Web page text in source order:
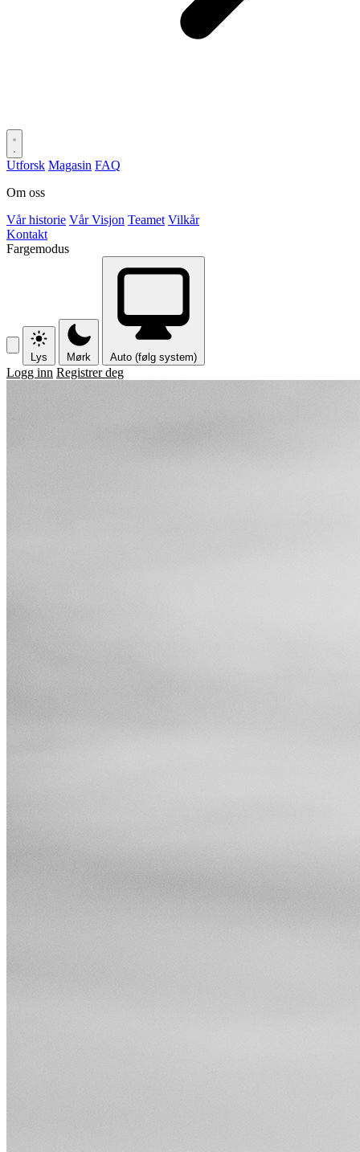
Utforsk Magasin FAQ
Om oss
Vår historie Vår Visjon Teamet Vilkår
Kontakt
Fargemodus
Lys Mørk Auto (følg system)
Logg inn Registrer deg